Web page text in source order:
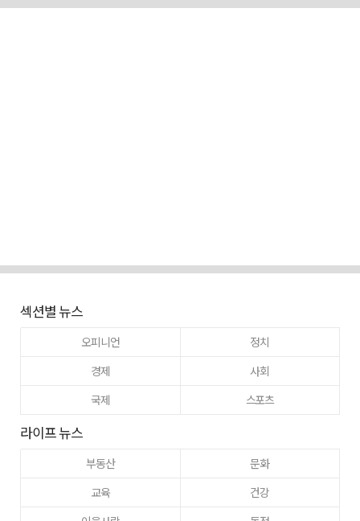
섹션별 뉴스
오피니언
정치
경제
사회
국제
스포츠
라이프 뉴스
부동산
문화
교육
건강